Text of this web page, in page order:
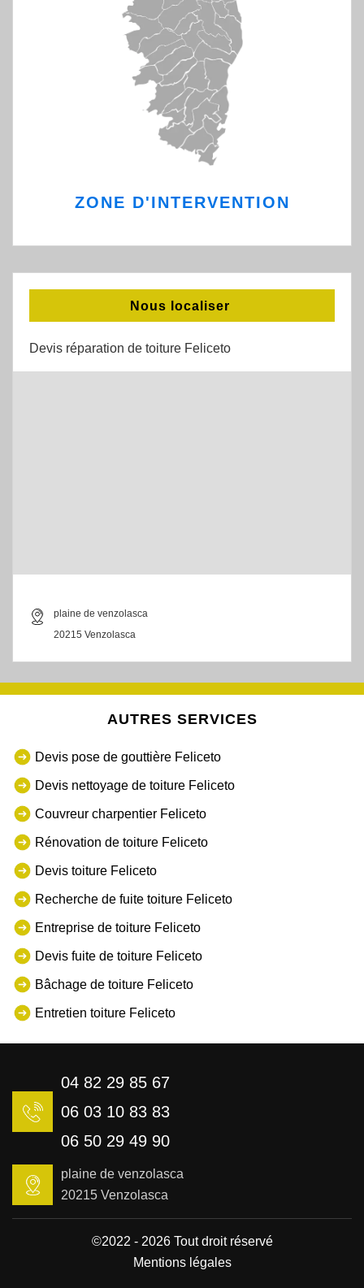
ZONE D'INTERVENTION
Nous localiser
Devis réparation de toiture Feliceto
plaine de venzolasca
20215 Venzolasca
AUTRES SERVICES
Devis pose de gouttière Feliceto
Devis nettoyage de toiture Feliceto
Couvreur charpentier Feliceto
Rénovation de toiture Feliceto
Devis toiture Feliceto
Recherche de fuite toiture Feliceto
Entreprise de toiture Feliceto
Devis fuite de toiture Feliceto
Bâchage de toiture Feliceto
Entretien toiture Feliceto
04 82 29 85 67
06 03 10 83 83
06 50 29 49 90
plaine de venzolasca
20215 Venzolasca
©2022 - 2026 Tout droit réservé
Mentions légales